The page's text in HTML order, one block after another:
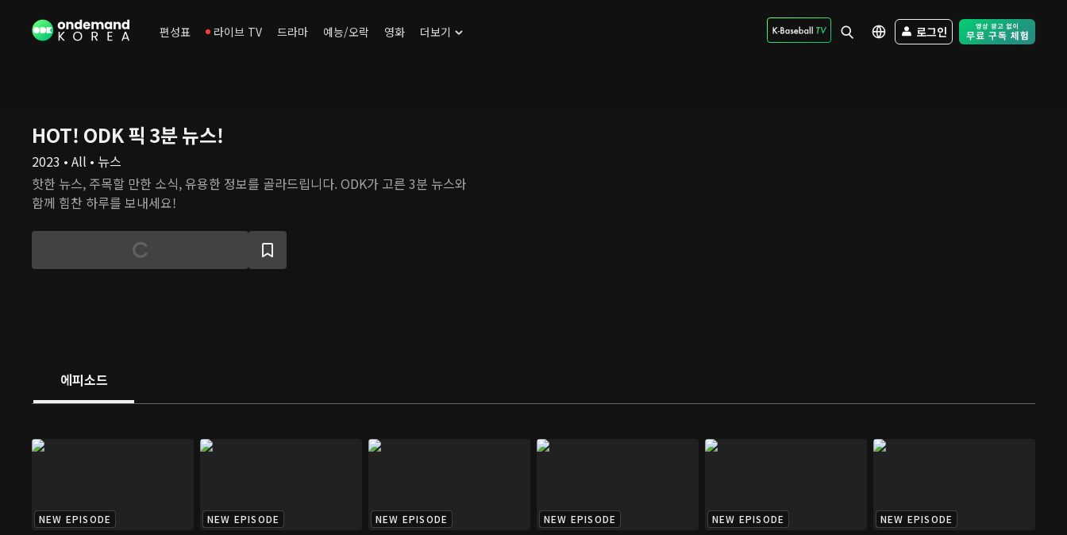
편성표 라이브 TV 드라마 예능/오락 영화 더보기 로그인 Free Trial -
HOT! ODK 픽 3분 뉴스!
2023 • All • 뉴스
핫한 뉴스, 주목할 만한 소식, 유용한 정보를 골라드립니다. ODK가 고른 3분 뉴스와
함께 힘찬 하루를 보내세요!
에피소드
NEW EPISODE NEW EPISODE NEW EPISODE NEW EPISODE NEW EPISODE NEW EPISODE